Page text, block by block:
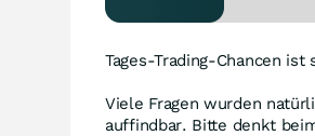
Tages-Trading-Chancen ist
Viele Fragen wurden
auffindbar. Bitte denkt